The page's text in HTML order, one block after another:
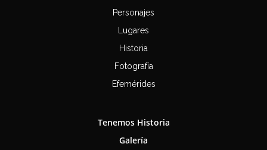
Personajes
Lugares
Historia
Fotografía
Efemérides
Tenemos Historia
Galería